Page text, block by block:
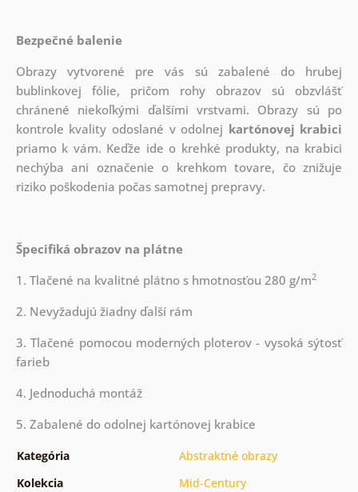
Bezpečné balenie
Obrazy vytvorené pre vás sú zabalené do hrubej
bublinkovej fólie, pričom rohy obrazov sú obzvlášť
chránené niekoľkými ďalšími vrstvami. Obrazy sú po
kontrole kvality odoslané v odolnej kartónovej krabici
priamo k vám. Keďže ide o krehké produkty, na krabici
nechýba ani označenie o krehkom tovare, čo znižuje
riziko poškodenia počas samotnej prepravy.
Špecifiká obrazov na plátne
1. Tlačené na kvalitné plátno s hmotnosťou 280 g/m2
2. Nevyžadujú žiadny ďalší rám
3. Tlačené pomocou moderných ploterov - vysoká sýtosť
farieb
4. Jednoduchá montáž
5. Zabalené do odolnej kartónovej krabice
Kategória
Abstraktné obrazy
Kolekcia
Mid-Century